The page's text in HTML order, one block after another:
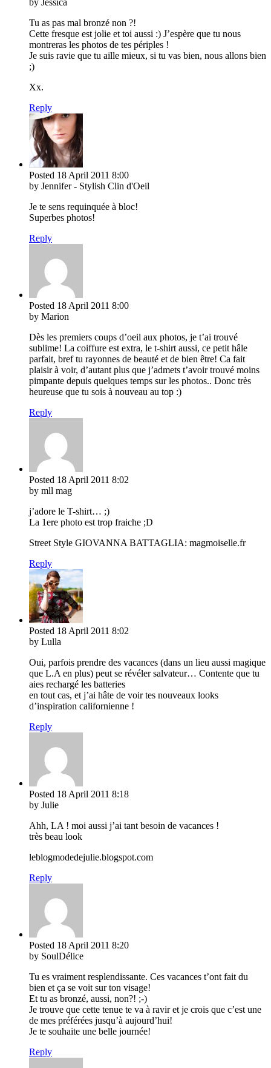
Tu as pas mal bronzé non ?!
Cette fresque est jolie et toi aussi :) J’espère que tu nous
montreras les photos de tes périples !
Je suis ravie que tu aille mieux, si tu vas bien, nous allons bien
;)
Xx.
Reply
Posted 18 April 2011 8:00
by Jennifer - Stylish Clin d'Oeil
Je te sens requinquée à bloc!
Superbes photos!
Reply
Posted 18 April 2011 8:00
by Marion
Dès les premiers coups d’oeil aux photos, je t’ai trouvé
sublime! La coiffure est extra, le t-shirt aussi, ce petit hâle
parfait, bref tu rayonnes de beauté et de bien être! Ca fait
plaisir à voir, d’autant plus que j’admets t’avoir trouvé moins
pimpante depuis quelques temps sur les photos.. Donc très
heureuse que tu sois à nouveau au top :)
Reply
Posted 18 April 2011 8:02
by mll mag
j’adore le T-shirt… ;)
La 1ere photo est trop fraiche ;D
Street Style GIOVANNA BATTAGLIA: magmoiselle.fr
Reply
Posted 18 April 2011 8:02
by Lulla
Oui, parfois prendre des vacances (dans un lieu aussi magique
que L.A en plus) peut se révéler salvateur… Contente que tu
aies rechargé les batteries
en tout cas, et j’ai hâte de voir tes nouveaux looks
d’inspiration californienne !
Reply
Posted 18 April 2011 8:18
by Julie
Ahh, LA ! moi aussi j’ai tant besoin de vacances !
très beau look
leblogmodedejulie.blogspot.com
Reply
Posted 18 April 2011 8:20
by SoulDélice
Tu es vraiment resplendissante. Ces vacances t’ont fait du
bien et ça se voit sur ton visage!
Et tu as bronzé, aussi, non?! ;-)
Je trouve que cette tenue te va à ravir et je crois que c’est une
de mes préférées jusqu’à aujourd’hui!
Je te souhaite une belle journée!
Reply